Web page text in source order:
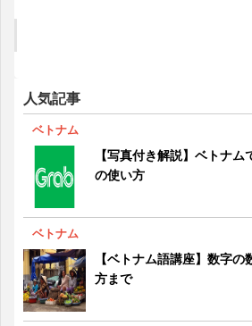
【インドネシアの交通機関】ジ
人気記事
ベトナム
【写真付き解説】ベトナ
の使い方
ベトナム
【ベトナム語講座】数字
方まで